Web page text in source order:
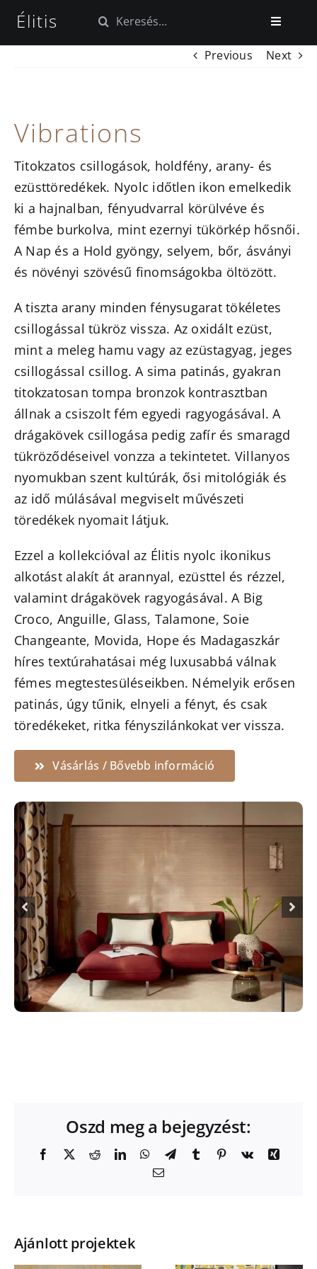
Kihagyás
Élitis
Toggle
Keresés...
Previous Next
Vibrations
Titokzatos csillogások, holdfény, arany- és
ezüsttöredékek. Nyolc időtlen ikon emelkedik
ki a hajnalban, fényudvarral körülvéve és
fémbe burkolva, mint ezernyi tükörkép hősnői.
A Nap és a Hold gyöngy, selyem, bőr, ásványi
és növényi szövésű finomságokba öltözött.
A tiszta arany minden fénysugarat tökéletes
csillogással tükröz vissza. Az oxidált ezüst,
mint a meleg hamu vagy az ezüstagyag, jeges
csillogással csillog. A sima patinás, gyakran
titokzatosan tompa bronzok kontrasztban
állnak a csiszolt fém egyedi ragyogásával. A
drágakövek csillogása pedig zafír és smaragd
tükröződéseivel vonzza a tekintetet. Villanyos
nyomukban szent kultúrák, ősi mitológiák és
az idő múlásával megviselt művészeti
töredékek nyomait látjuk.
Ezzel a kollekcióval az Élitis nyolc ikonikus
alkotást alakít át arannyal, ezüsttel és rézzel,
valamint drágakövek ragyogásával. A Big
Croco, Anguille, Glass, Talamone, Soie
Changeante, Movida, Hope és Madagaszkár
híres textúrahatásai még luxusabbá válnak
fémes megtestesüléseikben. Némelyik erősen
patinás, úgy tűnik, elnyeli a fényt, és csak
töredékeket, ritka fényszilánkokat ver vissza.
Vásárlás / Bővebb információ
Oszd meg a bejegyzést:
Facebook
X RedditLinkedInWhatsApp
TelegramTumblr Pinterest
Vk
Xing
Email:
Ajánlott projektek